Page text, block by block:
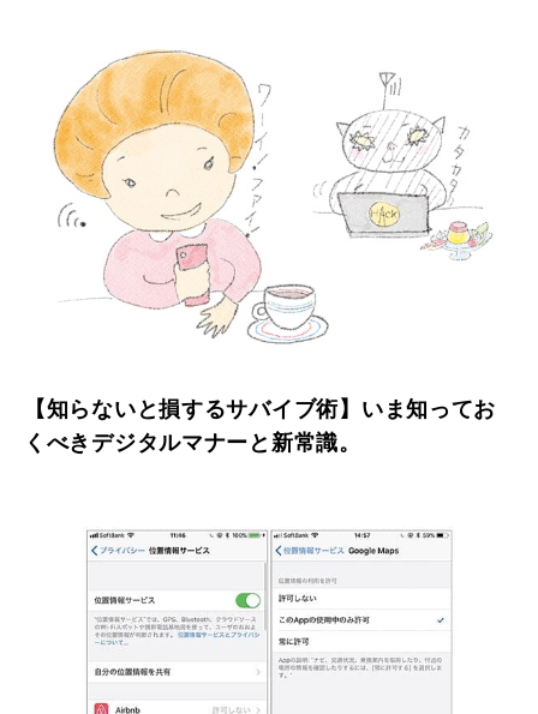
【知らないと損するサバイブ術】いま知ってお
くべきデジタルマナーと新常識。